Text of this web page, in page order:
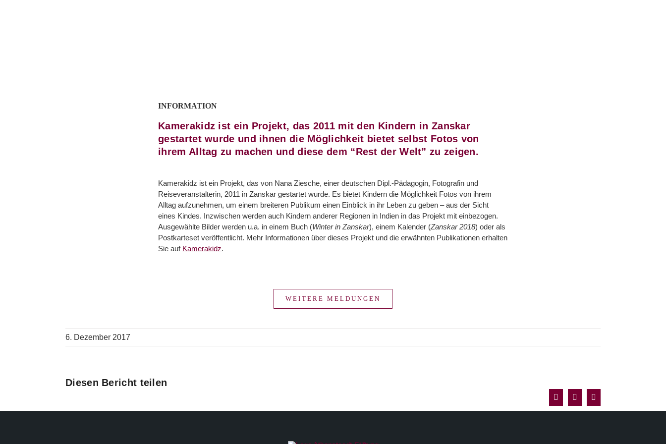
INFORMATION
Kamerakidz ist ein Projekt, das 2011 mit den Kindern in Zanskar
gestartet wurde und ihnen die Möglichkeit bietet selbst Fotos von
ihrem Alltag zu machen und diese dem “Rest der Welt” zu zeigen.
Kamerakidz ist ein Projekt, das von Nana Ziesche, einer deutschen Dipl.-Pädagogin, Fotografin und
Reiseveranstalterin, 2011 in Zanskar gestartet wurde. Es bietet Kindern die Möglichkeit Fotos von ihrem
Alltag aufzunehmen, um einem breiteren Publikum einen Einblick in ihr Leben zu geben – aus der Sicht
eines Kindes. Inzwischen werden auch Kindern anderer Regionen in Indien in das Projekt mit einbezogen.
Ausgewählte Bilder werden u.a. in einem Buch (Winter in Zanskar), einem Kalender (Zanskar 2018) oder als
Postkarteset veröffentlicht. Mehr Informationen über dieses Projekt und die erwähnten Publikationen erhalten
Sie auf Kamerakidz.
WEITERE MELDUNGEN
6. Dezember 2017
Diesen Bericht teilen
Facebook
X
E-
Mail